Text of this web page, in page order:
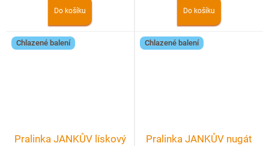
Do košíku Do košíku
Chlazené balení
Pralinka JANKŮV lískový
Chlazené balení
Pralinka JANKŮV nugát